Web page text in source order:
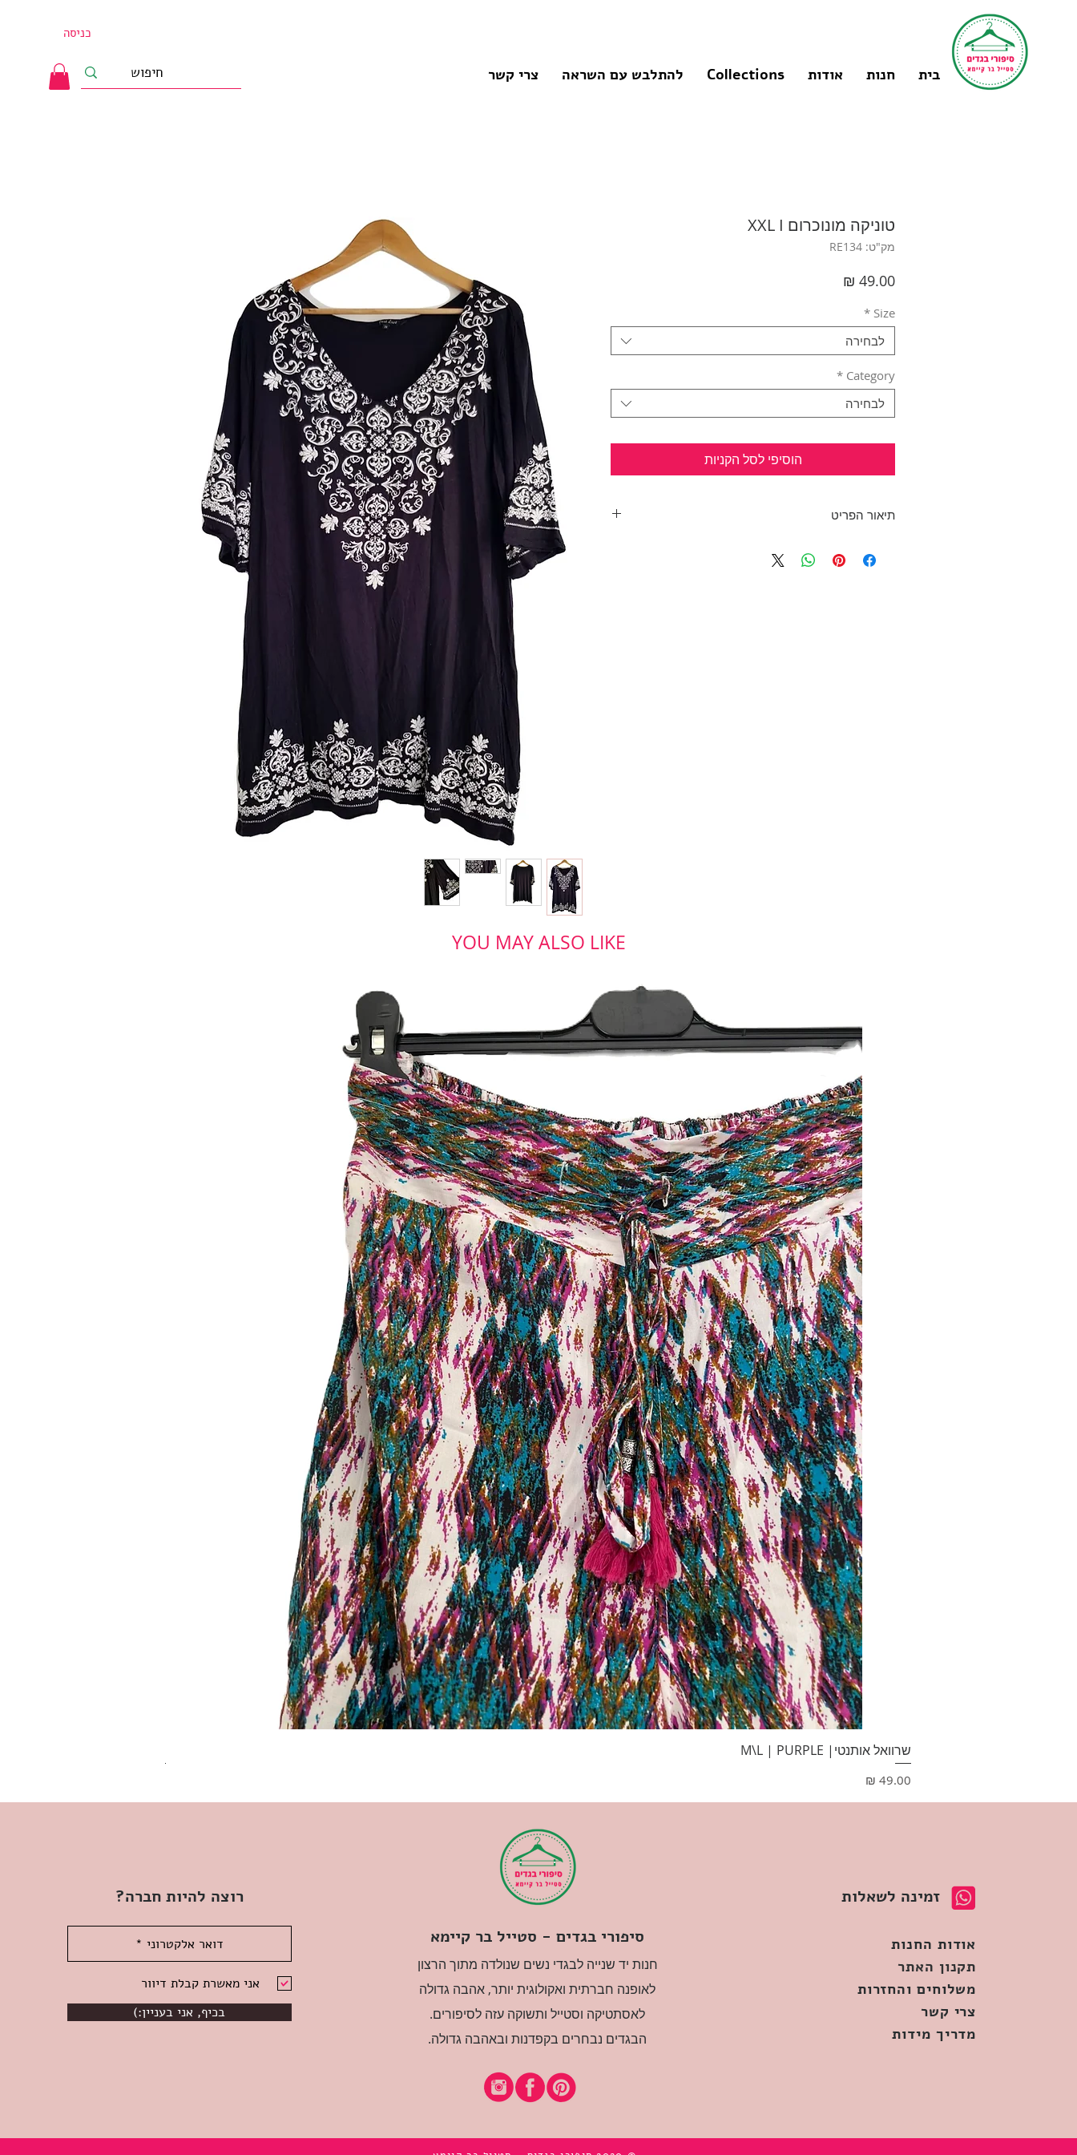
כניסה
בית חנות אודות Collections להתלבש עם השראה צרי קשר
טוניקה מונוכרום XXL I
מק"ט: RE134
Size
*
לבחירה
Category
*
לבחירה
הוסיפי לסל הקניות
תיאור הפריט
מושלמת ליום יום!
YOU MAY ALSO LIKE
שרוואל אותנטי| M\L | PURPLE
מחיר
רוצה להיות חברה?
אני מאשרת קבלת דיוור
(:בכיף, אני בעניין
סיפורי בגדים - סטייל בר קיימא
חנות יד שנייה לבגדי נשים שנולדה מתוך הרצון
לאופנה חברתית ואקולוגית יותר, אהבה גדולה
לאסתטיקה וסטייל ותשוקה עזה לסיפורים.
הבגדים נבחרים בקפדנות ובאהבה גדולה.
זמינה לשאלות
אודות החנות
תקנון האתר
משלוחים והחזרות
צרי קשר
מדריך מידות